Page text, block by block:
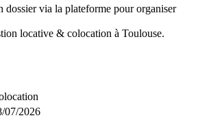
dossier via la plateforme pour organiser
locative & colocation à Toulouse.
07/2026